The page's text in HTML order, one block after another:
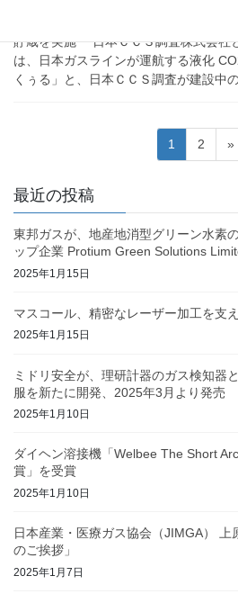
貯蔵を実施 日本ＣＣＳ調査株式会社
は、日本ガスラインが運航する液化
くぅる」と、日本ＣＣＳ調査が建設中
の
ペ
ー
ジ
り
固
定
1
固
定
ジ
2 »
最近の投稿
東邦ガスが、地産地消型グリーン水素
ップ企業 Protium Green Solutions
2025年1月15日
マスコール、精密なレーザー加工を支
2025年1月15日
ミドリ安全が、理研計器のガス検知器
服を新たに開発、2025年3月より発売
2025年1月10日
ダイヘン溶接機「Welbee The Short
賞」を受賞
2025年1月10日
日本産業・医療ガス協会（JIMGA）
のご挨拶」
2025年1月7日